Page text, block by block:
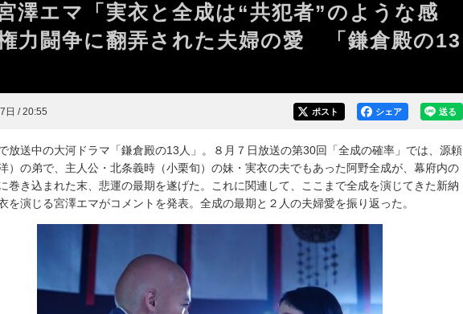
澤エマ「実衣と全成は“共犯者”のような感
力闘争に翻弄された夫婦の愛 「鎌倉殿の13
日 / 20:55 送る
シェア
ポスト
放送中の大河ドラマ「鎌倉殿の13人」。８月７日放送の第30回「全成の確率」では、源頼
）の弟で、主人公・北条義時（小栗旬）の妹・実衣の夫でもあった阿野全成が、幕府内の
巻き込まれた末、悲運の最期を遂げた。これに関連して、ここまで全成を演じてきた新納
を演じる宮澤エマがコメントを発表。全成の最期と２人の夫婦愛を振り返った。